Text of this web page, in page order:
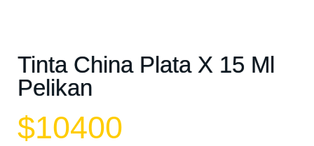
Tinta China Plata X 15 Ml
Pelikan
$10400